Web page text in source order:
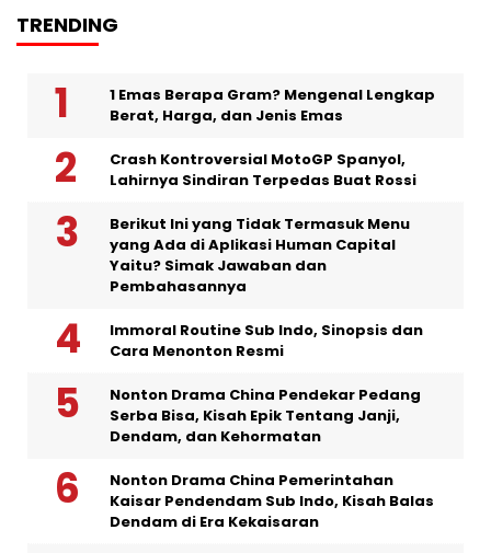
TRENDING
1 Emas Berapa Gram? Mengenal Lengkap
Berat, Harga, dan Jenis Emas
Crash Kontroversial MotoGP Spanyol,
Lahirnya Sindiran Terpedas Buat Rossi
Berikut Ini yang Tidak Termasuk Menu
yang Ada di Aplikasi Human Capital
Yaitu? Simak Jawaban dan
Pembahasannya
Immoral Routine Sub Indo, Sinopsis dan
Cara Menonton Resmi
Nonton Drama China Pendekar Pedang
Serba Bisa, Kisah Epik Tentang Janji,
Dendam, dan Kehormatan
Nonton Drama China Pemerintahan
Kaisar Pendendam Sub Indo, Kisah Balas
Dendam di Era Kekaisaran